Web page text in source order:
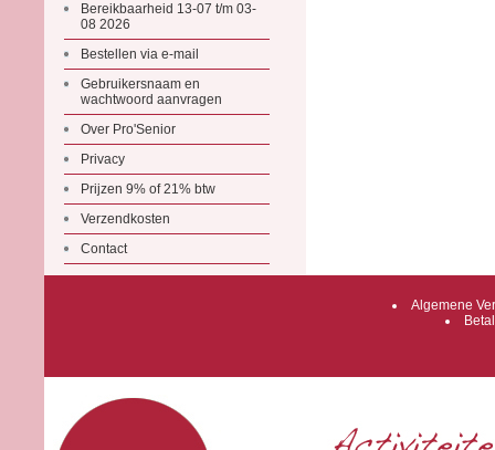
Bereikbaarheid 13-07 t/m 03-
08 2026
Bestellen via e-mail
Gebruikersnaam en
wachtwoord aanvragen
Over Pro'Senior
Privacy
Prijzen 9% of 21% btw
Verzendkosten
Contact
Algemene